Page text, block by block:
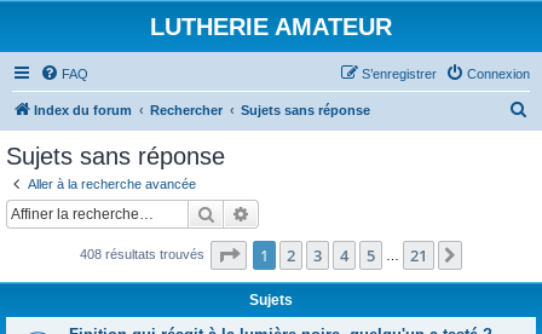
LUTHERIE AMATEUR
FAQ Connexion
S’enregistrer
Index du forum Rechercher Sujets sans réponse
c
Sujets sans réponse
Aller à la recherche avancée
Rechercher
408 résultats trouvés Page 1sur21
1 2 3 4 5 21
Sujets